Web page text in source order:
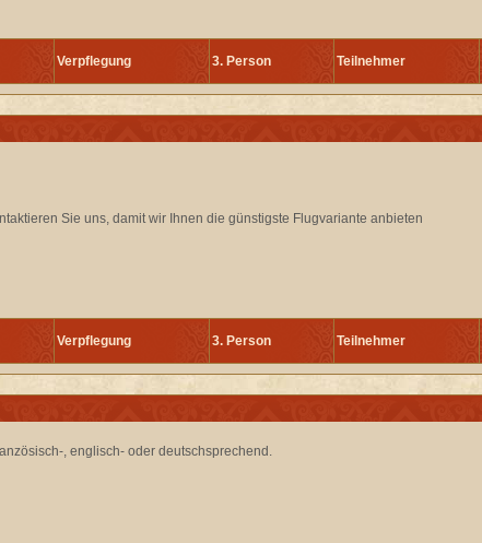
Verpflegung 3. Person Teilnehmer
Sie uns, damit wir Ihnen die günstigste Flugvariante anbieten
Verpflegung 3. Person Teilnehmer
, englisch- oder deutschsprechend.